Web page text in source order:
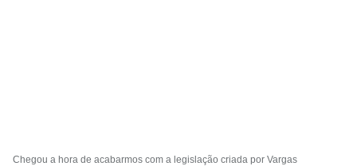
Chegou a hora de acabarmos com a legislação criada por Vargas